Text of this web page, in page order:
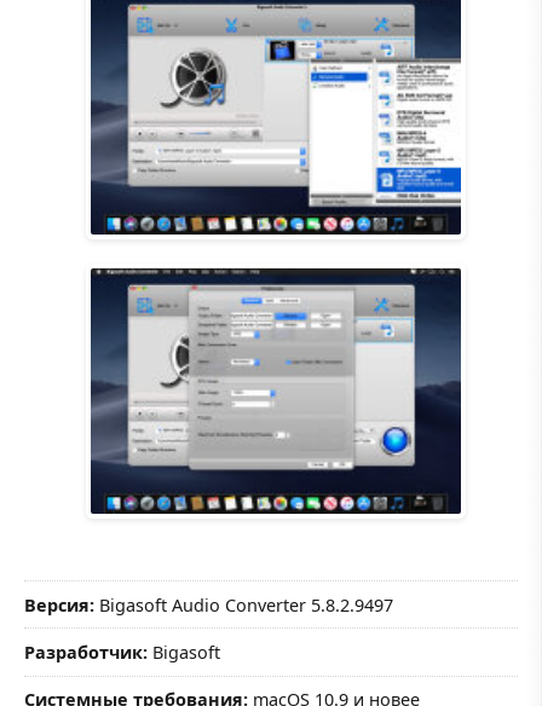
Версия: Bigasoft Audio Converter 5.8.2.9497
Разработчик: Bigasoft
Системные требования: macOS 10.9 и новее